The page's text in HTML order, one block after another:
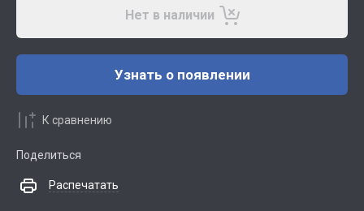
Нет в наличии
Узнать о появлении
К сравнению
Поделиться
Распечатать